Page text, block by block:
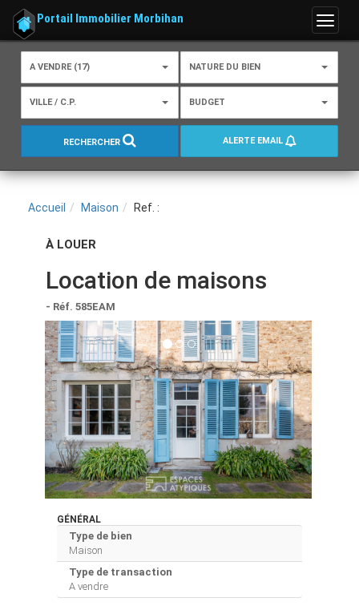
Menu
Portail Immobilier Morbihan
A VENDRE (17) NATURE DU BIEN
VILLE / C.P. BUDGET
RECHERCHER ALERTE EMAIL
Accueil Maison Ref. :
À LOUER
Location de maisons
- Réf. 585EAM
GÉNÉRAL
Type de bien
Maison
Type de transaction
A vendre